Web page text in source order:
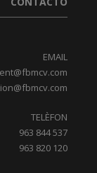
EMAIL
TELÈFON
963 844 537
963 820 120